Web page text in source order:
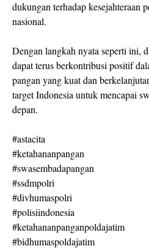
dukungan terhadap kesejahteraan
nasional.
Dengan langkah nyata seperti ini,
dapat terus berkontribusi positif
pangan yang kuat dan
target Indonesia untuk mencapai
depan.
#astacita
#ketahananpangan
#swasembadapangan
#ssdmpolri
#divhumaspolri
#polisiindonesia
#ketahananpanganpoldajatim
#bidhumaspoldajatim